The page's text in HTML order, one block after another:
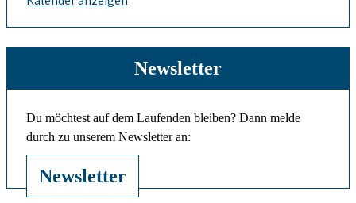
Newsletter
Du möchtest auf dem Laufenden bleiben? Dann melde
durch zu unserem Newsletter an:
Newsletter